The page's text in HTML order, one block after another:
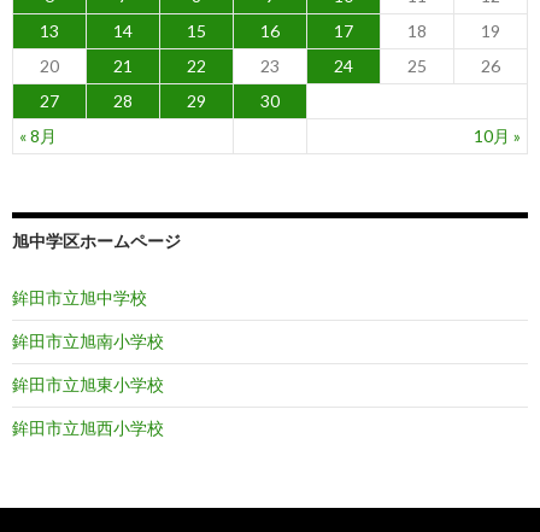
« 8月 10月 »
13
14 15 16 17 18
19
20
21 22 23 24 25
26
27
28 29 30
旭中学区ホームページ
鉾田市立旭中学校
鉾田市立旭南小学校
鉾田市立旭東小学校
鉾田市立旭西小学校